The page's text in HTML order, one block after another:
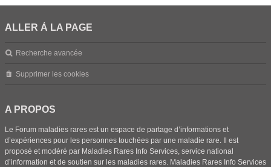
ALLER À LA PAGE
Recherche avancée
Supprimer les cookies
A PROPOS
Le Forum maladies rares est un espace de partage d’informations et
d’expériences pour les personnes touchées par une maladie rare. Il est
proposé et modéré par Maladies Rares Info Services, service national
d’information et de soutien sur les maladies rares. Maladies Rares Info Services